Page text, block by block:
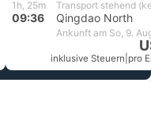
1h, 25m
09:36 Qingdao North
Ankunft am So, 9.
inklusive Steuern pro